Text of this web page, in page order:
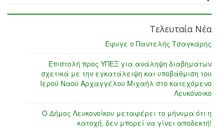
Τελευταία Νέα
Έφυγε ο Παντελής Τσαγκάρης
Επιστολή προς ΥΠΕΞ για ανάληψη διαβημάτων
σχετικά με την εγκατάλειψη και υποβάθμιση του
Ιερού Ναού Αρχαγγέλου Μιχαήλ στο κατεχόμενο
Λευκόνοικο
Ο Δήμος Λευκονοίκου μεταφέρει το μήνυμα ότι η
κατοχή, δεν μπορεί να γίνει αποδεκτή!